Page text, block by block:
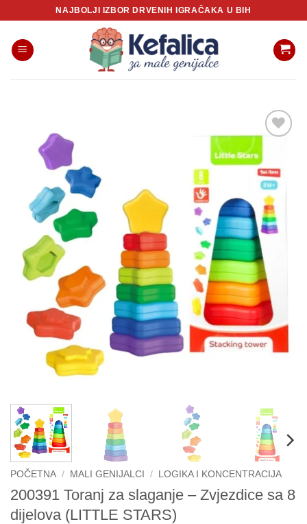
content
NAJBOLJI IZBOR DRVENIH IGRAČAKA U BIH
Sačuvaj
proizvod
POČETNA / MALI GENIJALCI / LOGIKA I KONCENTRACIJA
200391 Toranj za slaganje – Zvjezdice sa 8
dijelova (LITTLE STARS)